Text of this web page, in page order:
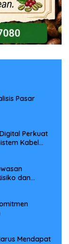
Pasar
Perkuat
Kabel
dan
Mendapat